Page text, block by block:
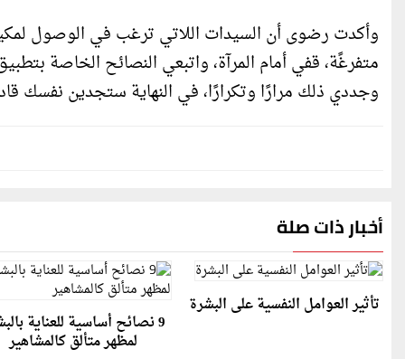
وأكدت رضوى أن السيدات اللاتي ترغب في الوصول
متفرغًة، قفي أمام المرآة، واتبعي النصائح الخاصة
وجددي ذلك مرارًا وتكرارًا، في النهاية ستجدين نفسك
أخبار ذات صلة
تأثير العوامل النفسية على البشرة
9 نصائح أساسية للعناية
لمظهر متألق كالمشاهير